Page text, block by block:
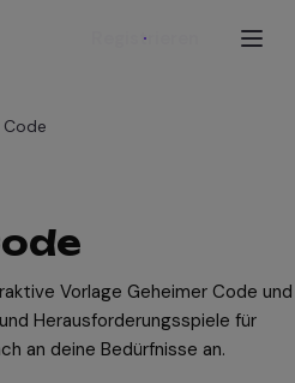
Registrieren
Vorlage Geheimer Code und
Herausforderungsspiele für
an deine Bedürfnisse an.